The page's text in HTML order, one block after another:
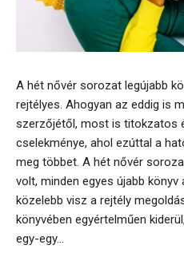
A hét nővér sorozat legújabb
rejtélyes. Ahogyan az eddig is
szerzőjétől, most is titokzatos
cselekménye, ahol ezúttal a
meg többet. A hét nővér
volt, minden egyes újabb
közelebb visz a rejtély
könyvében egyértelműen
egy-egy...